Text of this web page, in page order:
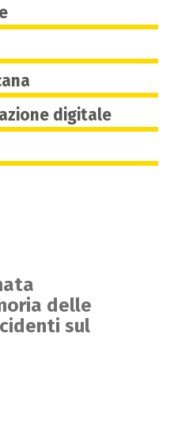
digitale
delle
sul